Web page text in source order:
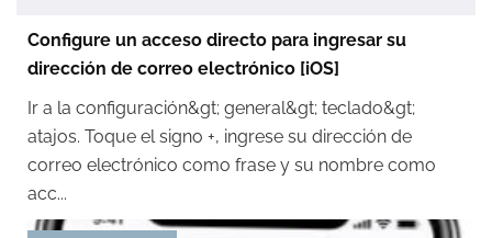
Configure un acceso directo para ingresar su
dirección de correo electrónico [iOS]
Ir a la configuración&gt; general&gt; teclado&gt;
atajos. Toque el signo +, ingrese su dirección de
correo electrónico como frase y su nombre como
acc...